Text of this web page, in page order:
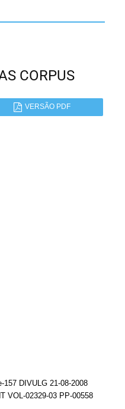
CORPUS
VERSÃO PDF
157 DIVULG 21-08-2008
VOL-02329-03 PP-00558